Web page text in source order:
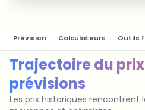
Prévision Calculateurs Outils
Trajectoire du
prévisions
Les prix historiques rencontrent